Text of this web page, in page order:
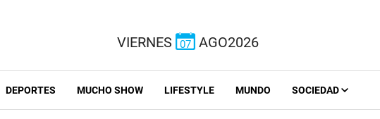
VIERNES 07 AGO2026
DEPORTES MUCHO SHOW LIFESTYLE MUNDO SOCIEDAD